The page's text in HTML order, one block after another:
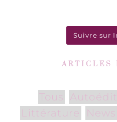
Suivre sur
ARTICLES
Tous
Littérature
News